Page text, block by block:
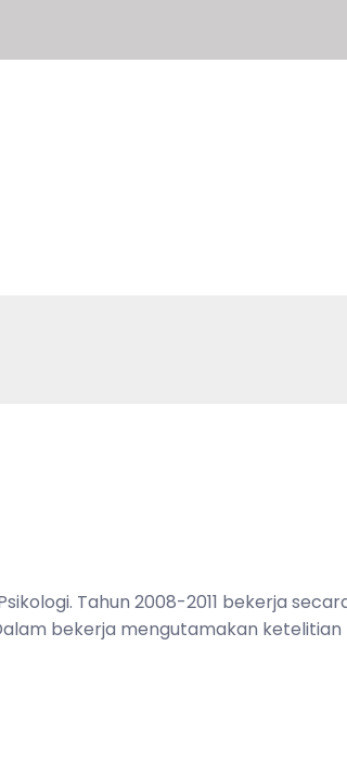
Tahun 2008-2011 bekerja
bekerja mengutamakan ketelitian